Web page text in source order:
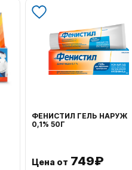
ФЕНИСТИЛ ГЕЛЬ НАРУЖ
0,1% 50Г
Цена от749₽